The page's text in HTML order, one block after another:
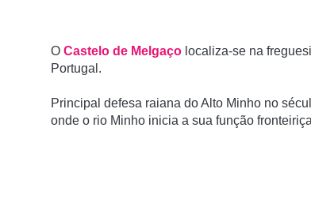
O Castelo de Melgaço localiza-se na
Portugal.
Principal defesa raiana do Alto Minho no
onde o rio Minho inicia a sua função